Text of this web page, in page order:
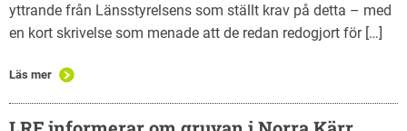
yttrande från Länsstyrelsens som ställt krav på detta – med
en kort skrivelse som menade att de redan redogjort för […]
Läs mer